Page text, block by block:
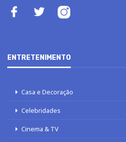
ENTRETENIMENTO
Casa e Decoração
Celebridades
Cinema & TV